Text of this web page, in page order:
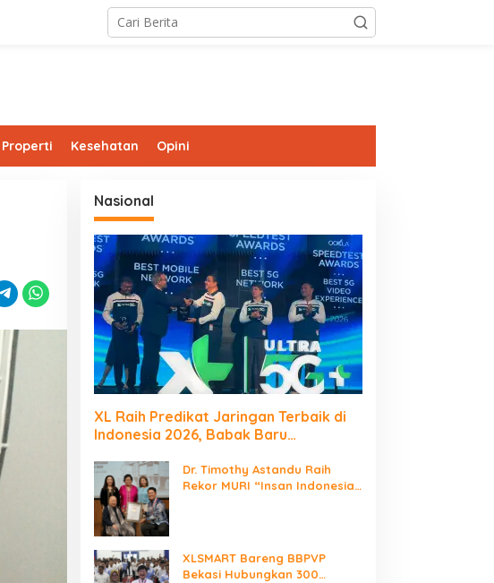
Properti Kesehatan Opini
Nasional
XL Raih Predikat Jaringan Terbaik di
Indonesia 2026, Babak Baru
Dr. Timothy Astandu Raih
Rekor MURI “Insan Indonesia
XLSMART Bareng BBPVP
Bekasi Hubungkan 300